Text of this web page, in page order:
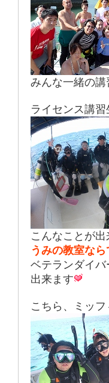
みんな一緒の
ライセンス講
こんなことが出
うみの教室なら
ベテランダイバ
出来ます
こちら、ミッ